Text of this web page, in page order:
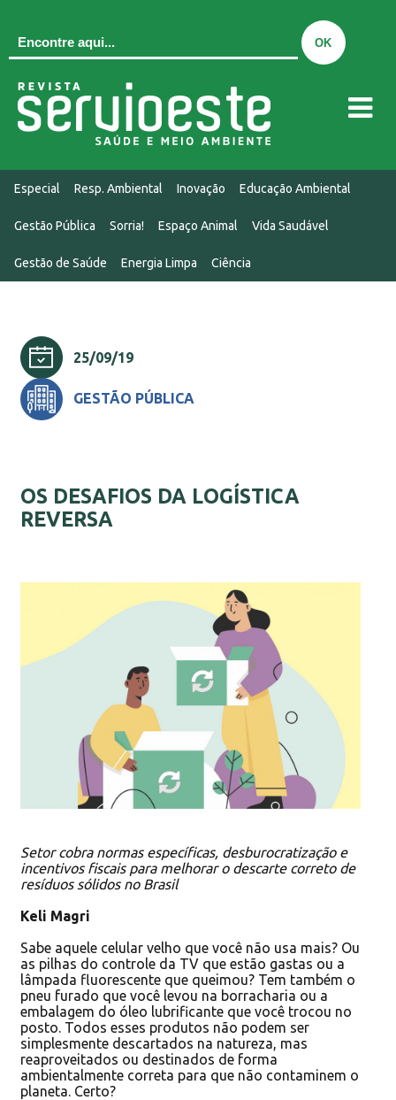
Especial Resp. Ambiental Inovação Educação Ambiental
Gestão Pública Sorria! Espaço Animal Vida Saudável
Gestão de Saúde Energia Limpa Ciência
QUEM SOMOS
MIDIAKIT
25/09/19
OS DESAFIOS DA LOGÍSTICA
REVERSA
GESTÃO PÚBLICA
Setor cobra normas específicas, desburocratização e
incentivos fiscais para melhorar o descarte correto de
resíduos sólidos no Brasil
Keli Magri
Sabe aquele celular velho que você não usa mais? Ou
as pilhas do controle da TV que estão gastas ou a
lâmpada fluorescente que queimou? Tem também o
pneu furado que você levou na borracharia ou a
embalagem do óleo lubrificante que você trocou no
posto. Todos esses produtos não podem ser
simplesmente descartados na natureza, mas
reaproveitados ou destinados de forma
ambientalmente correta para que não contaminem o
planeta. Certo?